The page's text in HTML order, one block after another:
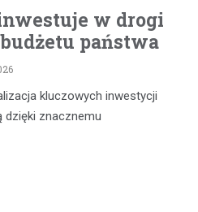
w drogi
państwa
kluczowych inwestycji
dzięki znacznemu